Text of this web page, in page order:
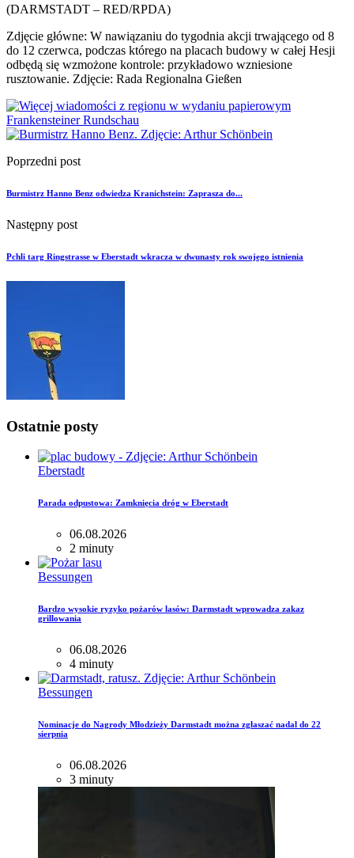
(DARMSTADT – RED/RPDA)
Zdjęcie główne: W nawiązaniu do tygodnia akcji trwającego od 8
do 12 czerwca, podczas którego na placach budowy w całej Hesji
odbędą się wzmożone kontrole: przykładowo wzniesione
rusztowanie. Zdjęcie: Rada Regionalna Gießen
Poprzedni post
Burmistrz Hanno Benz odwiedza Kranichstein: Zaprasza do...
Następny post
Pchli targ Ringstrasse w Eberstadt wkracza w dwunasty rok swojego istnienia
Ostatnie posty
Eberstadt
Parada odpustowa: Zamknięcia dróg w Eberstadt
06.08.2026
2 minuty
Bessungen
Bardzo wysokie ryzyko pożarów lasów: Darmstadt wprowadza zakaz
grillowania
06.08.2026
4 minuty
Bessungen
Nominacje do Nagrody Młodzieży Darmstadt można zgłaszać nadal do 22
sierpnia
06.08.2026
3 minuty